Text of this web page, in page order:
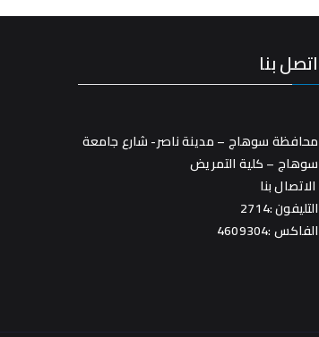
اتصل بنا
محافظة سوهاج – مدينة ناصر- شارع جامعة
سوهاج – كلية التمريض
الاتصال بنا
التليفون :2714
الفاكس :4609304